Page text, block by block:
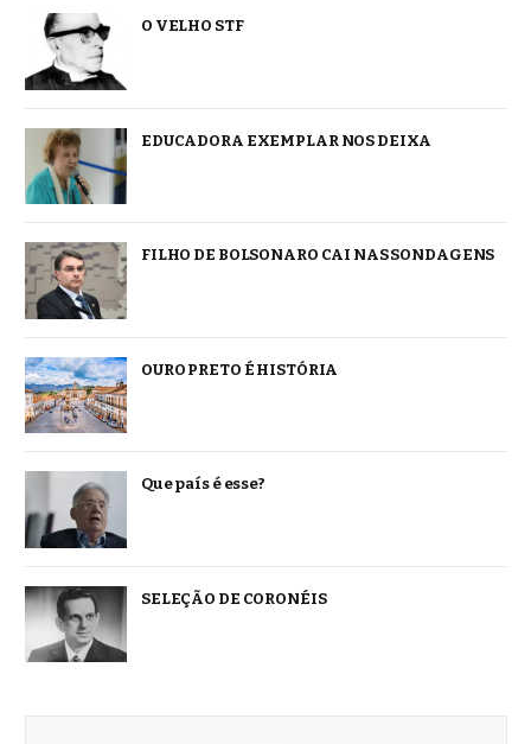
O VELHO STF
EDUCADORA EXEMPLAR NOS DEIXA
FILHO DE BOLSONARO CAI NAS SONDAGENS
OURO PRETO É HISTÓRIA
Que país é esse?
SELEÇÃO DE CORONÉIS